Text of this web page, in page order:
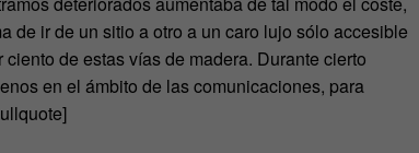
de ir de un sitio a otro a un caro lujo sólo accesible
de estas vías de madera. Durante cierto
en el ámbito de las comunicaciones, para